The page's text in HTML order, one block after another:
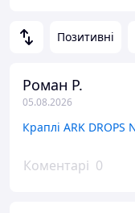
Позитивні
Роман Р.
05.08.2026
Коментарі 0